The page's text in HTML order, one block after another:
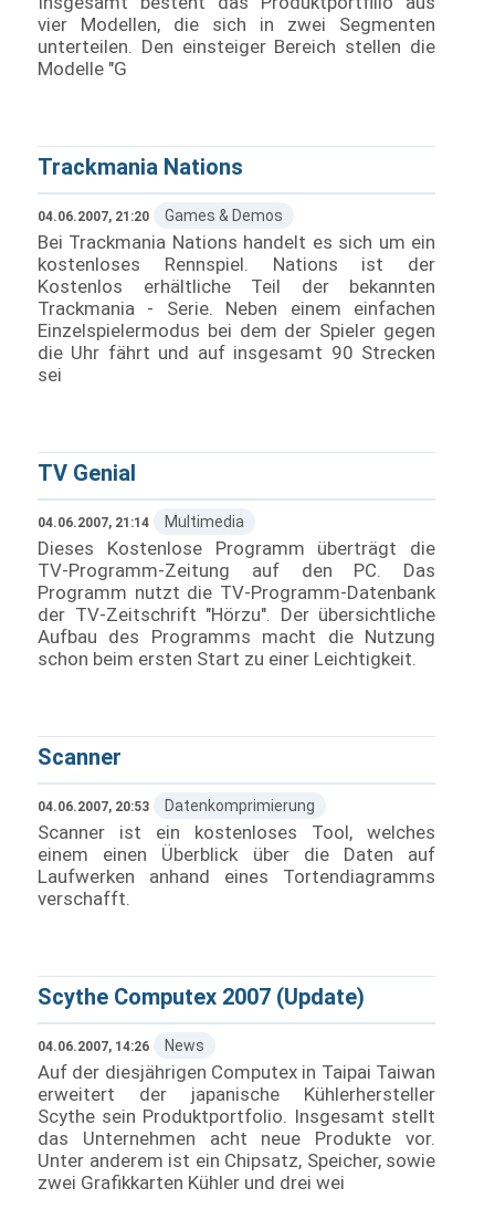
vier Modellen, die sich in zwei Segmenten
unterteilen. Den einsteiger Bereich stellen die
Modelle "G
Trackmania Nations
04.06.2007, 21:20 Games & Demos
Bei Trackmania Nations handelt es sich um ein
kostenloses Rennspiel. Nations ist der
Kostenlos erhältliche Teil der bekannten
Trackmania - Serie. Neben einem einfachen
Einzelspielermodus bei dem der Spieler gegen
die Uhr fährt und auf insgesamt 90 Strecken
sei
TV Genial
04.06.2007, 21:14 Multimedia
Dieses Kostenlose Programm überträgt die
TV-Programm-Zeitung auf den PC. Das
Programm nutzt die TV-Programm-Datenbank
der TV-Zeitschrift "Hörzu". Der übersichtliche
Aufbau des Programms macht die Nutzung
schon beim ersten Start zu einer Leichtigkeit.
Scanner
04.06.2007, 20:53 Datenkomprimierung
Scanner ist ein kostenloses Tool, welches
einem einen Überblick über die Daten auf
Laufwerken anhand eines Tortendiagramms
verschafft.
Scythe Computex 2007 (Update)
04.06.2007, 14:26 News
Auf der diesjährigen Computex in Taipai Taiwan
erweitert der japanische Kühlerhersteller
Scythe sein Produktportfolio. Insgesamt stellt
das Unternehmen acht neue Produkte vor.
Unter anderem ist ein Chipsatz, Speicher, sowie
zwei Grafikkarten Kühler und drei wei